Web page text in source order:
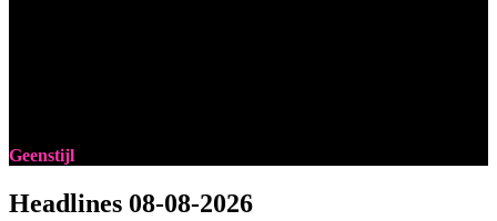
Geenstijl
Headlines 08-08-2026